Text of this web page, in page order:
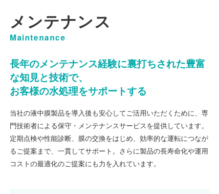
メンテナンス
Maintenance
長年のメンテナンス経験に裏打ちされた豊富
な知見と技術で、
お客様の水処理をサポートする
当社の液中膜製品を導入後も安心してご活用いただくために、専
門技術者による保守・メンテナンスサービスを提供しています。
定期点検や性能診断、膜の交換をはじめ、効率的な運転につなが
るご提案まで、一貫してサポート。さらに製品の長寿命化や運用
コストの最適化のご提案にも力を入れています。